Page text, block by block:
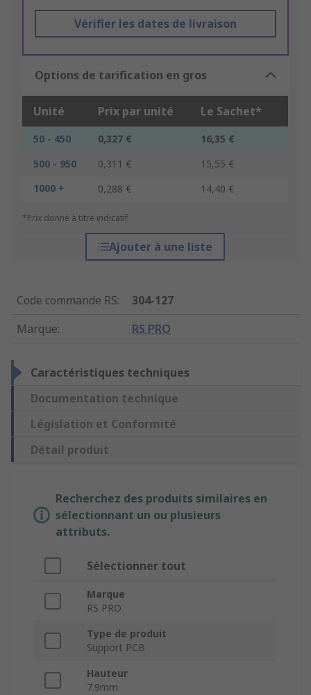
Vérifier les dates de livraison
Options de tarification en gros
Unité Prix par unité Le Sachet*
50 - 450 0,327 €
16,35 €
500 - 950
0,311 €
15,55 €
1000 +
0,288 € 14,40 €
*Prix donné à titre indicatif
Ajouter à une liste
Code commande RS:
304-127
Marque: RS PRO
Caractéristiques techniques
Documentation technique
Législation et Conformité
Détail produit
Recherchez des produits similaires en
sélectionnant un ou plusieurs
attributs.
Sélectionner tout
Marque
RS PRO
Type de produit
Support PCB
Hauteur
7.9mm